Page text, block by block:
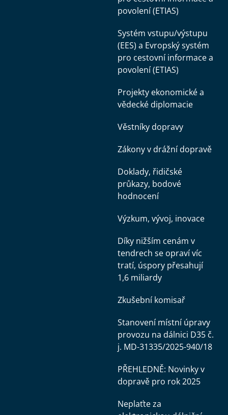
povolení (ETIAS)
Systém vstupu/výstupu
(EES) a Evropský systém
pro cestovní informace a
povolení (ETIAS)
Projekty ekonomické a
vědecké diplomacie
Věstníky dopravy
Zákony v drážní dopravě
Doklady, řidičské
průkazy, bodové
hodnocení
Výzkum, vývoj, inovace
Díky nižším cenám v
tendrech se opraví víc
tratí, úspory přesahují
1,6 miliardy
Zkušební komisař
Stanovení místní úpravy
provozu na dálnici D35 č.
j. MD-31335/2025-940/18
PŘEHLEDNĚ: Novinky v
dopravě pro rok 2025
Neplaťte za